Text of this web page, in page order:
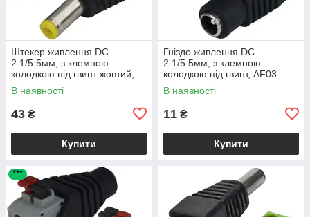
Штекер живлення DC
2.1/5.5мм, з клемною
колодкою під гвинт жовтий,
AF01
В наявності
43 ₴
Купити
Гніздо живлення DC
2.1/5.5мм, з клемною
колодкою під гвинт, AF03
В наявності
11 ₴
Купити
***